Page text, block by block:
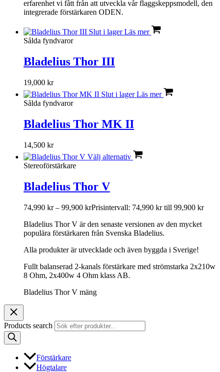
erfarenhet vi fått från att utveckla vår flaggskeppsmodell, den
integrerade förstärkaren ODEN.
Slut i lager Läs mer
Sålda fyndvaror
Bladelius Thor III
19,000 kr
Slut i lager Läs mer
Sålda fyndvaror
Bladelius Thor MK II
14,500 kr
Välj alternativ
Stereoförstärkare
Bladelius Thor V
74,990 kr – 99,900 krPrisintervall: 74,990 kr till 99,900 kr
Bladelius Thor V är den senaste versionen av den mycket
populära förstärkaren från Svenska Bladelius.
Alla produkter är utvecklade och även byggda i Sverige!
Fullt balanserad 2-kanals förstärkare med strömstarka 2x210w
8 Ohm, 2x400w 4 Ohm klass AB.
Bladelius Thor V mäng
Products search
Förstärkare
Högtalare